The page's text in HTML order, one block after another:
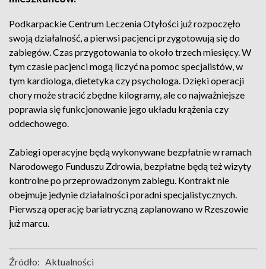
Podkarpackie Centrum Leczenia Otyłości już rozpoczęło
swoją działalność, a pierwsi pacjenci przygotowują się do
zabiegów. Czas przygotowania to około trzech miesięcy. W
tym czasie pacjenci mogą liczyć na pomoc specjalistów, w
tym kardiologa, dietetyka czy psychologa. Dzięki operacji
chory może stracić zbędne kilogramy, ale co najważniejsze
poprawia się funkcjonowanie jego układu krążenia czy
oddechowego.
Zabiegi operacyjne będą wykonywane bezpłatnie w ramach
Narodowego Funduszu Zdrowia, bezpłatne będą też wizyty
kontrolne po przeprowadzonym zabiegu. Kontrakt nie
obejmuje jedynie działalności poradni specjalistycznych.
Pierwszą operację bariatryczną zaplanowano w Rzeszowie
już marcu.
Źródło: Aktualności